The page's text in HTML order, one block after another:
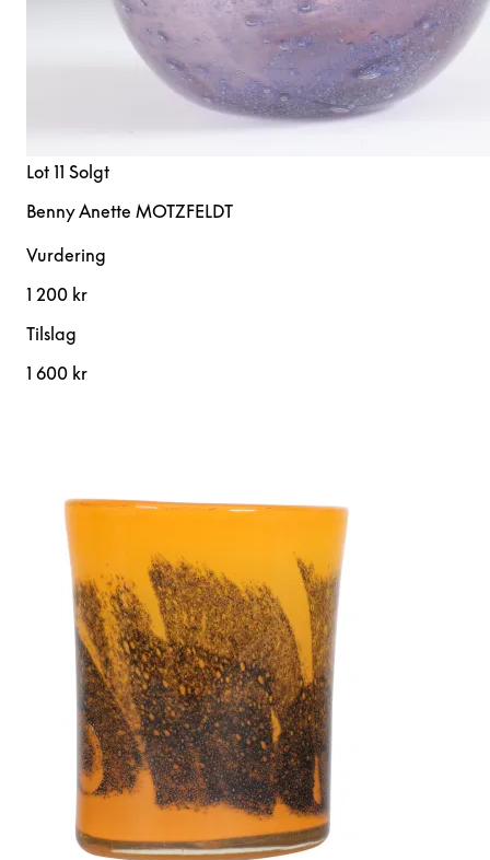
Lot 11 Solgt
Benny Anette MOTZFELDT
Vurdering
1 200 kr
Tilslag
1 600 kr